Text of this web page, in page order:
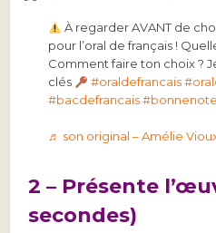
À regarder AVANT de
pour l’oral de français !
Comment faire ton choix ?
clés
#oraldefrancais
#bacdefrancais #bonnenote
♬ son original – Amélie
2 – Présente
secondes)